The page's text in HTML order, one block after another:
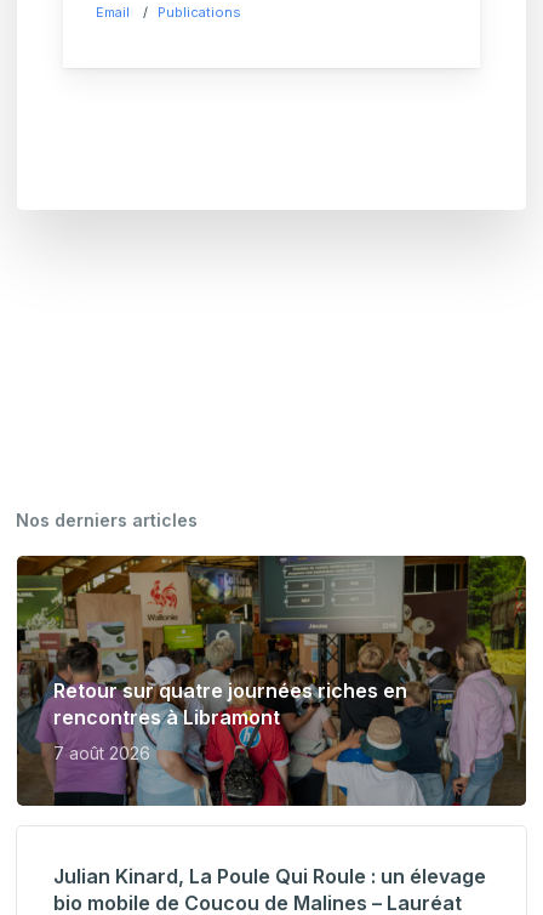
Email Publications
Nos derniers articles
Retour sur quatre journées riches en
rencontres à Libramont
7 août 2026
Julian Kinard, La Poule Qui Roule : un élevage
bio mobile de Coucou de Malines – Lauréat